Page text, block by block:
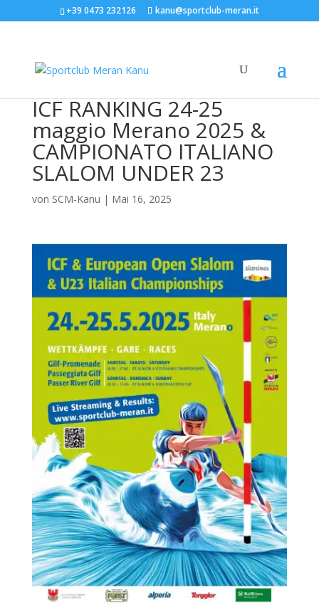
+39 0473 232126 kanu@sportclub-meran.it
ICF RANKING 24-25
maggio Merano 2025 &
CAMPIONATO ITALIANO
SLALOM UNDER 23
von SCM-Kanu | Mai 16, 2025